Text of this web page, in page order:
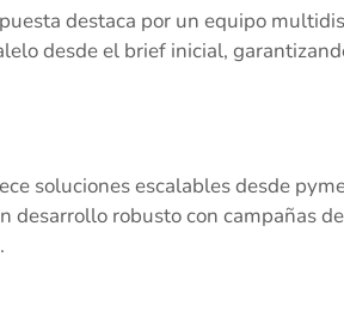
destaca por un equipo
desde el brief inicial,
soluciones escalables desde
desarrollo robusto con campañas